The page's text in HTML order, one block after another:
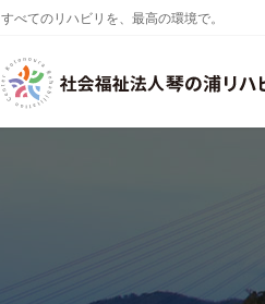
すべてのリハビリを、最高の環境で。